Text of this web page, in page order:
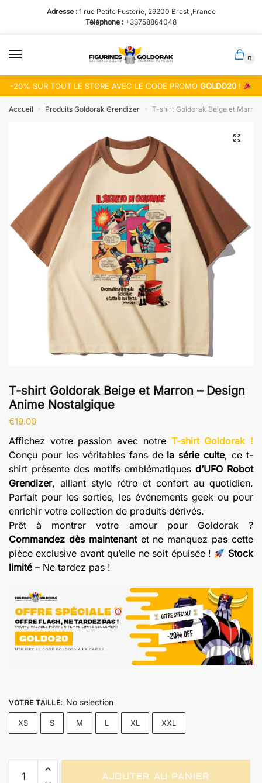
la
navigation
contenu
Adresse : 1 rue Petite Fusterie, 29200 Brest ,France
Téléphone : +33758864048
0
-20% SUR TOUT LE STORE AVEC LE CODE PROMOGOLDO20 !
Accueil » Produits Goldorak Grendizer » T-shirt Goldorak Beige et
T-shirt Goldorak Beige et Marron – Design
Anime Nostalgique
€19.00
Affichez votre passion avec notre T-shirt Goldorak !
Conçu pour les véritables fans de la série culte, ce t-
shirt présente des motifs emblématiquesd’UFO Robot
Grendizer, alliant style rétro et confort au quotidien.
Parfait pour les sorties, les événements geek ou pour
enrichir votre collection de produits dérivés.
Prêt à montrer votre amour pour Goldorak ?
Commandez dès maintenantet ne manquez pas cette
pièce exclusive avant qu’elle ne soit épuisée !
Stock
limité– Ne tardez pas !
VOTRE TAILLE: No selection
XS S M L XL XXL
AJOUTER AU PANIER